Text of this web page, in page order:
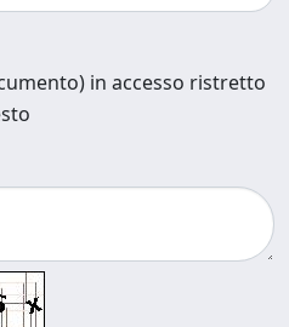
in accesso ristretto